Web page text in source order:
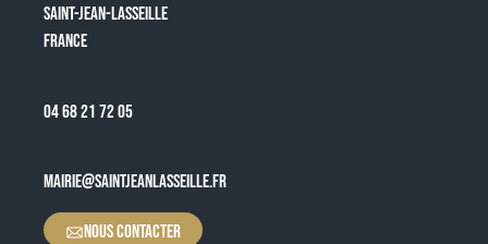
SAINT-JEAN-LASSEILLE
FRANCE
04 68 21 72 05
MAIRIE@SAINTJEANLASSEILLE.FR
NOUS CONTACTER